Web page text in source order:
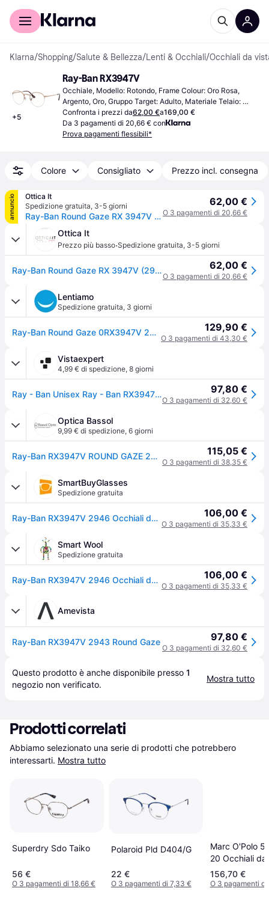
Per il tuo shopping
Klarna/Shopping/Salute & Bellezza/Lenti & Occhiali/Occhiali da
+5
Ray-Ban RX3947V
Occhiale, Modello: Rotondo, Frame Colour: Oro Rosa,
Argento, Oro, Gruppo Target: Adulto, Materiale Telaio:
Metallo
Confronta i prezzi da62,00 €a169,00 €
Da 3 pagamenti di 20,66 € con
Prova pagamenti flessibili*
Colore Consigliato Prezzo incl. consegna
annuncio
Ottica It
Spedizione gratuita, 3-5 giorni
Ray-Ban Round Gaze RX 3947V (2946) - RB 3947V 2946
62,00 €
O 3 pagamenti di 20,66 €
Ottica It
Prezzo più basso·Spedizione gratuita, 3-5 giorni
Ray-Ban Round Gaze RX 3947V (2946) - RB 3947V 2946 62,00 €
O 3 pagamenti di 20,66 €
Lentiamo
Spedizione gratuita, 3 giorni
Ray-Ban Round Gaze 0RX3947V 2501 51 129,90 €
O 3 pagamenti di 43,30 €
Vistaexpert
4,99 € di spedizione, 8 giorni
Ray - Ban Unisex Ray - Ban RX3947V ROUND GAZE 2500 Montature da vista Metallo Oro Trasparente Rotonda Normale 97,80 €
O 3 pagamenti di 32,60 €
Optica Bassol
9,99 € di spedizione, 6 giorni
Ray-Ban RX3947V ROUND GAZE 2501 51 115,05 €
O 3 pagamenti di 38,35 €
SmartBuyGlasses
Spedizione gratuita
Ray-Ban RX3947V 2946 Occhiali da Vista Oro per Uomo (Solo Montatura) 106,00 €
O 3 pagamenti di 35,33 €
Smart Wool
Spedizione gratuita
Ray-Ban RX3947V 2946 Occhiali da Vista Oro per Uomo (Solo Montatura) 106,00 €
O 3 pagamenti di 35,33 €
Amevista
Ray-Ban RX3947V 2943 Round Gaze 97,80 €
O 3 pagamenti di 32,60 €
Questo prodotto è anche disponibile presso 1
negozio non verificato.
Mostra tutto
Prodotti correlati
Abbiamo selezionato una serie di prodotti che potrebbero
interessarti. Mostra tutto
Superdry Sdo Taiko
56 €
O 3 pagamenti di 18,66 €
Polaroid Pld D404/G
22 €
O 3 pagamenti di 7,33 €
Marc O'Polo
20 Occhiali da
Oro
156,70 €
O 3 pagamenti